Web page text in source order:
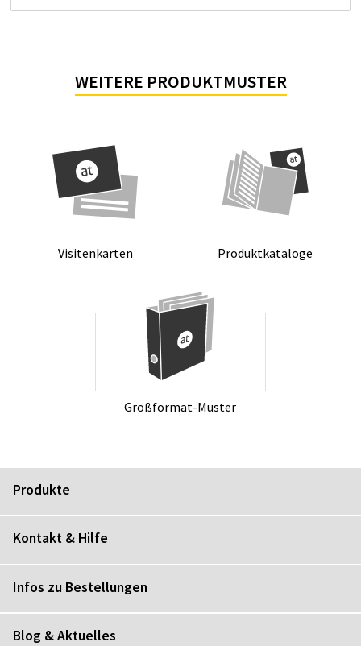
WEITERE PRODUKTMUSTER
Vi­si­ten­kar­ten Pro­dukt­ka­ta­lo­ge
Groß­for­mat-Mus­ter
Produkte
Kontakt & Hilfe
Infos zu Bestellungen
Blog & Aktuelles